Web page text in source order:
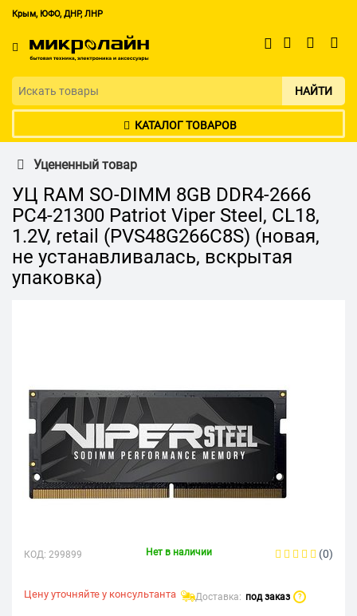
Крым, ЮФО, ДНР, ЛНР
НАЙТИ
КАТАЛОГ ТОВАРОВ
Уцененный товар
УЦ RAM SO-DIMM 8GB DDR4-2666
PC4-21300 Patriot Viper Steel, CL18,
1.2V, retail (PVS48G266C8S) (новая,
не устанавливалась, вскрытая
упаковка)
КОД: 299899 Нет в наличии (0)
Цену уточняйте у консультанта Доставка: под заказ ?